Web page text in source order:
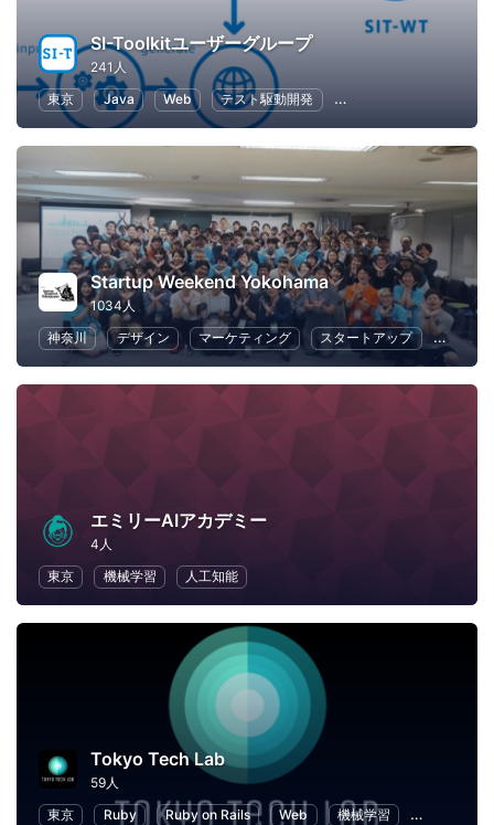
SI-Toolkitユーザーグループ
241人
東京
Java Web テスト駆動開発 ソフトウェア開発
Startup Weekend Yokohama
1034人
神奈川
デザイン マーケティング スタートアップ ビジネス
エミリーAIアカデミー
4人
東京
機械学習 人工知能
Tokyo Tech Lab
59人
東京
Ruby Ruby on Rails Web 機械学習 ブロックチ